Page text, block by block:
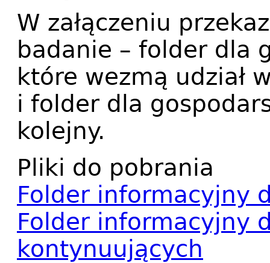
W załączeniu
badanie – folder dla
które wezmą udział
i folder dla
kolejny.
Pliki do pobrania
Folder informacyjny
Folder informacyjny
kontynuujących